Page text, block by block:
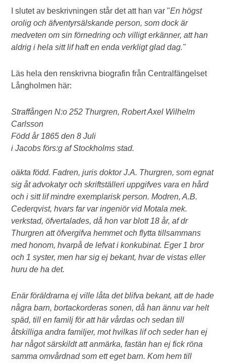
I slutet av beskrivningen står det att han var "En högst
orolig och äfventyrsälskande person, som dock är
medveten om sin förnedring och villigt erkänner, att han
aldrig i hela sitt lif haft en enda verkligt glad dag."
Läs hela den renskrivna biografin från Centralfängelset
Långholmen här:
Straffången N:o 252 Thurgren, Robert Axel Wilhelm
Carlsson
Född år 1865 den 8 Juli
i Jacobs förs:g af Stockholms stad.
oäkta född. Fadren, juris doktor J.A. Thurgren, som egnat
sig åt advokatyr och skriftställeri uppgifves vara en hård
och i sitt lif mindre exemplarisk person. Modren, A.B.
Cederqvist, hvars far var ingeniör vid Motala mek.
verkstad, öfvertalades, då hon var blott 18 år, af dr
Thurgren att öfvergifva hemmet och flytta tillsammans
med honom, hvarpå de lefvat i konkubinat. Eger 1 bror
och 1 syster, men har sig ej bekant, hvar de vistas eller
huru de ha det.
Enär föräldrarna ej ville låta det blifva bekant, att de hade
några barn, bortackorderas sonen, då han ännu var helt
späd, till en familj för att här vårdas och sedan till
åtskilliga andra familjer, mot hvilkas lif och seder han ej
har något särskildt att anmärka, fastän han ej fick röna
samma omvårdnad som ett eget barn. Kom hem till